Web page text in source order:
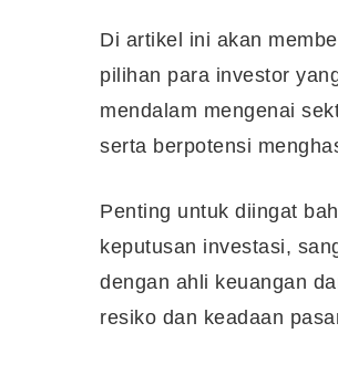
Di artikel ini akan
pilihan para investor
mendalam mengenai
serta berpotensi
Penting untuk diingat
keputusan investasi,
dengan ahli keuangan
resiko dan keadaan